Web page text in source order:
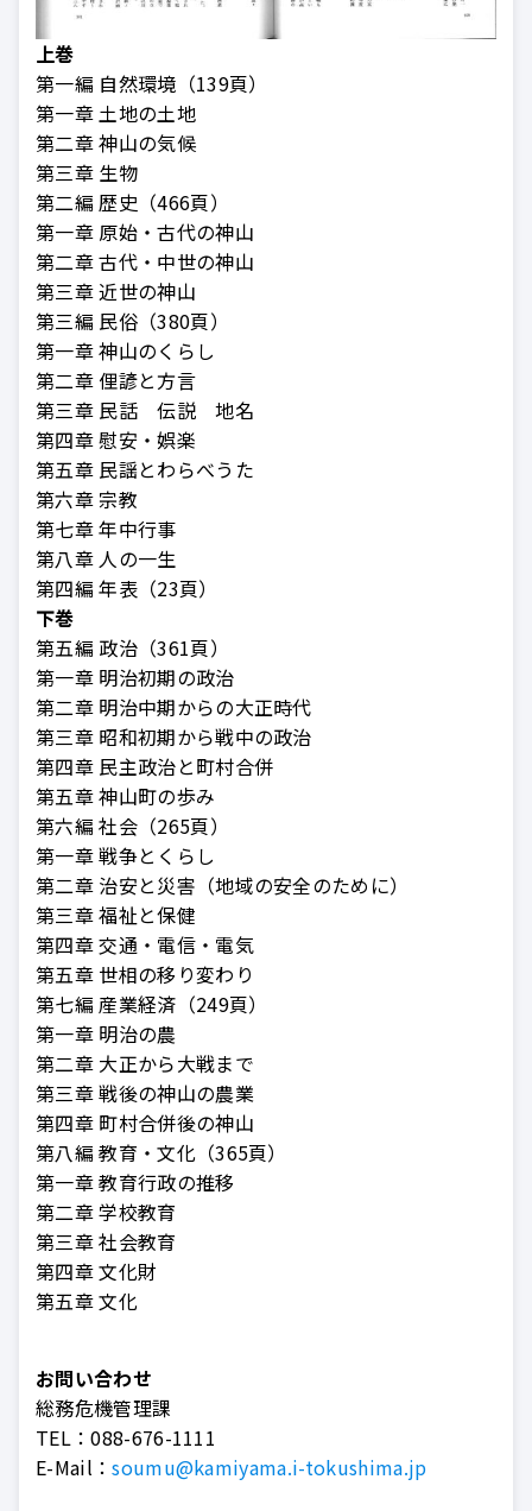
上巻
第一編 自然環境（139頁）
第一章 土地の土地
第二章 神山の気候
第三章 生物
第二編 歴史（466頁）
第一章 原始・古代の神山
第二章 古代・中世の神山
第三章 近世の神山
第三編 民俗（380頁）
第一章 神山のくらし
第二章 俚諺と方言
第三章 民話 伝説 地名
第四章 慰安・娯楽
第五章 民謡とわらべうた
第六章 宗教
第七章 年中行事
第八章 人の一生
第四編 年表（23頁）
下巻
第五編 政治（361頁）
第一章 明治初期の政治
第二章 明治中期からの大正時代
第三章 昭和初期から戦中の政治
第四章 民主政治と町村合併
第五章 神山町の歩み
第六編 社会（265頁）
第一章 戦争とくらし
第二章 治安と災害（地域の安全のために）
第三章 福祉と保健
第四章 交通・電信・電気
第五章 世相の移り変わり
第七編 産業経済（249頁）
第一章 明治の農
第二章 大正から大戦まで
第三章 戦後の神山の農業
第四章 町村合併後の神山
第八編 教育・文化（365頁）
第一章 教育行政の推移
第二章 学校教育
第三章 社会教育
第四章 文化財
第五章 文化
お問い合わせ
総務危機管理課
TEL：088-676-1111
E-Mail：soumu@kamiyama.i-tokushima.jp